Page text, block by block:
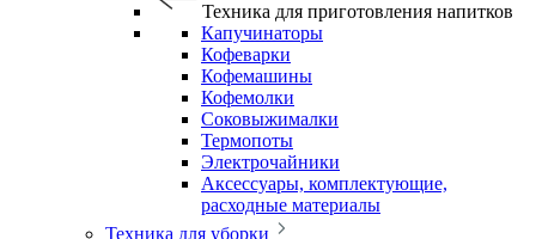
Техника для приготовления напитков
Капучинаторы
Кофеварки
Кофемашины
Кофемолки
Соковыжималки
Термопоты
Электрочайники
Аксессуары, комплектующие,
расходные материалы
Техника для уборки